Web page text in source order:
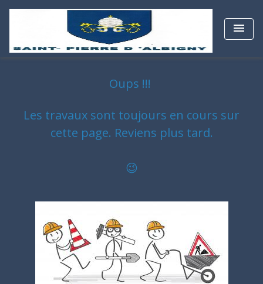
menu
Oups !!!
Les travaux sont toujours en cours sur
cette page. Reviens plus tard.
😉